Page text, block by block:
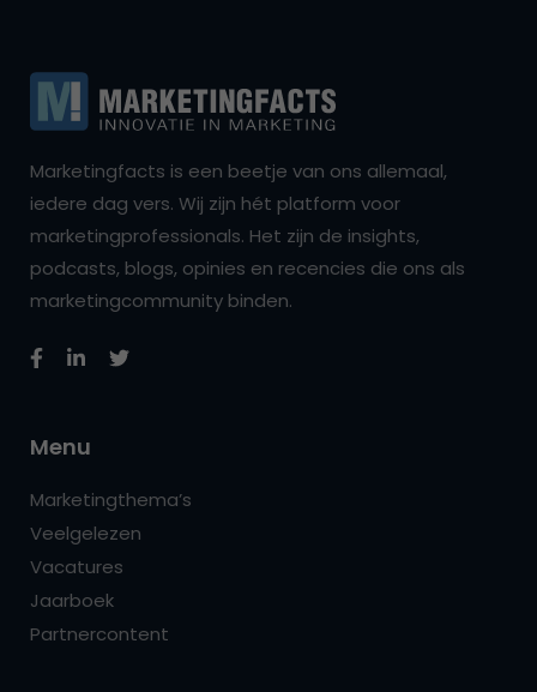
Marketingfacts is een beetje van ons allemaal,
iedere dag vers. Wij zijn hét platform voor
marketingprofessionals. Het zijn de insights,
podcasts, blogs, opinies en recencies die ons als
marketingcommunity binden.
Menu
Marketingthema’s
Veelgelezen
Vacatures
Jaarboek
Partnercontent